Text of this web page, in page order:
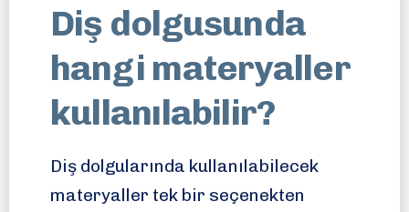
Diş dolgusunda
hangi materyaller
kullanılabilir?
Diş dolgularında kullanılabilecek
materyaller tek bir seçenekten